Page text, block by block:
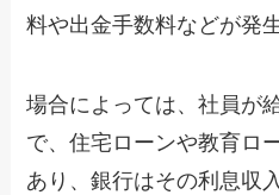
料や出金手数料などが発
場合によっては、社員が
で、住宅ローンや教育ロ
あり、銀行はその利息収